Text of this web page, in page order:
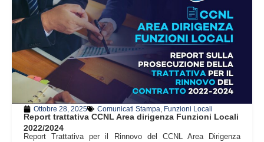
Ottobre 28, 2025 Comunicati Stampa, Funzioni Locali
Report trattativa CCNL Area dirigenza Funzioni Locali
2022/2024
Report Trattativa per il Rinnovo del CCNL Area Dirigenza